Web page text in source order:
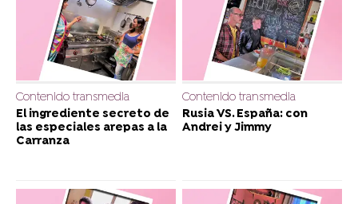
Contenido transmedia
El ingrediente secreto de
las especiales arepas a la
Carranza
Contenido transmedia
Rusia VS. España: con
Andrei y Jimmy